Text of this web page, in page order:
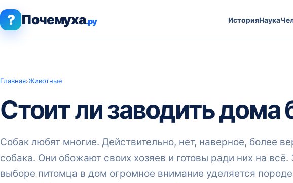
? Почемуха.ру ИсторияНаука
Главная›Животные
Стоит ли заводить
Собак любят многие. Действительно, нет, наверное, более
собака. Они обожают своих хозяев и готовы ради них на
выборе питомца в дом огромное внимание уделяется